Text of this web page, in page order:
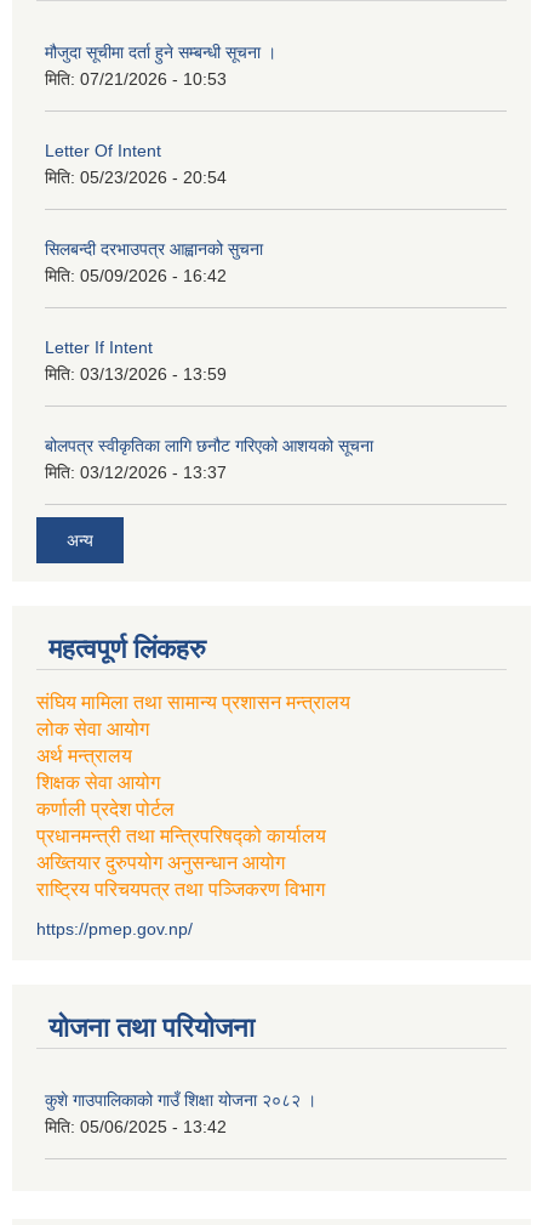
मौजुदा सूचीमा दर्ता हुने सम्बन्धी सूचना ।
मिति: 07/21/2026 - 10:53
Letter Of Intent
मिति: 05/23/2026 - 20:54
सिलबन्दी दरभाउपत्र आह्वानको सुचना
मिति: 05/09/2026 - 16:42
Letter If Intent
मिति: 03/13/2026 - 13:59
बोलपत्र स्वीकृतिका लागि छनौट गरिएको आशयको सूचना
मिति: 03/12/2026 - 13:37
अन्य
महत्वपूर्ण लिंकहरु
संघिय मामिला तथा सामान्य प्रशासन मन्त्रालय
लोक सेवा आयोग
अर्थ मन्त्रालय
शिक्षक सेवा आयोग
कर्णाली प्रदेश पोर्टल
प्रधानमन्त्री तथा मन्त्रिपरिषद्को कार्यालय
अख्तियार दुरुपयोग अनुसन्धान आयोग
राष्ट्रिय परिचयपत्र तथा पञ्जिकरण विभाग
https://pmep.gov.np/
योजना तथा परियोजना
कुशे गाउपालिकाको गाउँ शिक्षा योजना २०८२ ।
मिति: 05/06/2025 - 13:42